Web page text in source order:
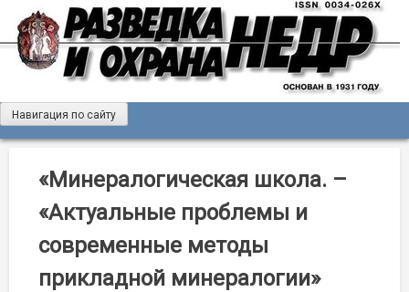
content
Журнал «Разведка и охрана недр»
Мы рады вас приветствовать на сайте журнала «Разведка
и охрана недр»
Навигация по сайту
«Минералогическая школа. –
«Актуальные проблемы и
современные методы
прикладной минералогии»